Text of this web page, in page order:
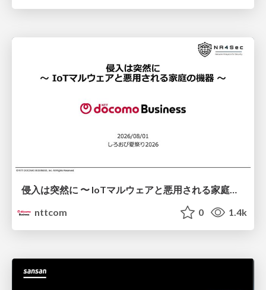
侵入は突然に 〜 IoTマルウェアと悪用される家庭の機器 ～ / When Intrusion Strikes: IoT Malware and the Abuse of Home Devices
nttcom
0 1.4k